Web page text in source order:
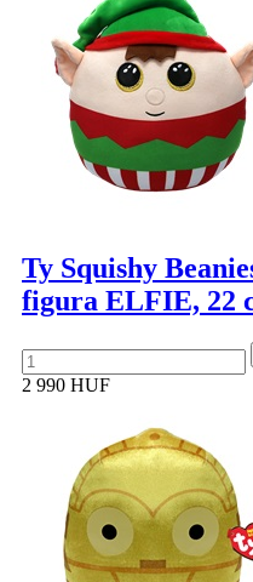
Ty Squishy
figura ELFIE, 22
2 990 HUF